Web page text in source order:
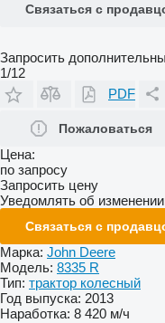
Связаться с
Запросить
1/12
PDF
Пожаловаться
Цена:
по запросу
Запросить цену
Уведомлять об
Связаться с
Марка: John Deere
Модель: 8335 R
Тип: трактор колесный
Год выпуска: 2013
Наработка: 8 420 м/ч